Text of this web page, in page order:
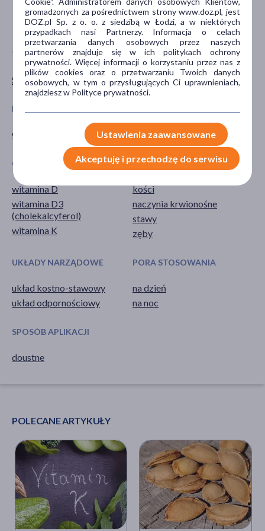
40+
pokaż więcej ...
TYP PRODUKTU
Suplement diety
POSTAĆ
kapsułki
DZIAŁANIE/WŁAŚCIWOŚCI
wzmacniające obniżona odporność
GŁÓWNY SKŁADNIK
witamina D
witamina D3
(cholekalcyferol)
witamina K
CZĘŚĆ CIAŁA
kości
naczynia krwionośne
stawy
zęby
UKŁADY NARZĄDOWE
układ kostno-stawowy
układ odpornościowy
PORA STOSOWANIA
na dzień
na noc
SPOSÓB APLIKACJI
doustne
POLECANE ARTYKUŁY
gromadzonych za pośrednictwem strony www.doz.pl, jest
DOZ.pl Sp. z o. o. z siedzibą w Łodzi, a w niektórych
przypadkach nasi Partnerzy. Informacja o celach
przetwarzania danych osobowych przez naszych
partnerów znajduje się w ich politykach ochrony
prywatności. Więcej informacji o korzystaniu przez nas z
plików cookies oraz o przetwarzaniu Twoich danych
osobowych, w tym o przysługujących Ci uprawnieniach,
znajdziesz w Polityce prywatności.
Ustawienia zaawansowane
Akceptuję i przechodzę do serwisu